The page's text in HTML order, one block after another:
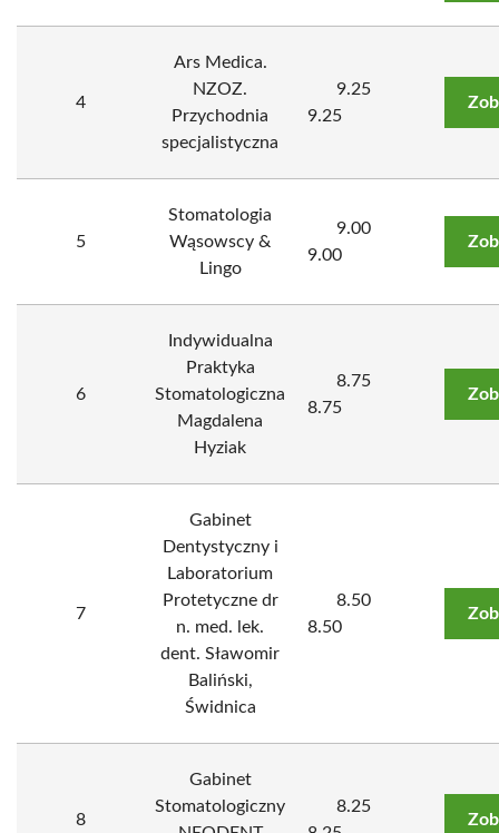
4
Ars Medica.
NZOZ.
Przychodnia
specjalistyczna
9.25
9.25
5
Stomatologia
Wąsowscy &
Lingo
9.00
9.00
6
Indywidualna
Praktyka
Stomatologiczna
Magdalena
Hyziak
8.75
8.75
7
Gabinet
Dentystyczny i
Laboratorium
Protetyczne dr
n. med. lek.
dent. Sławomir
Baliński,
Świdnica
8.50
8.50
8
Gabinet
Stomatologiczny
8.25